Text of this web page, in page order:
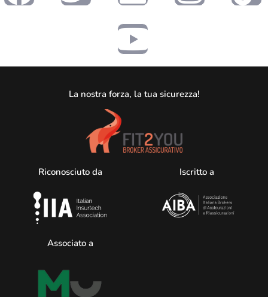
La nostra forza, la tua sicurezza!
Riconosciuto da Iscritto a
Associato a